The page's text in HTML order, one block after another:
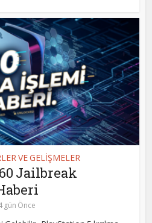
VE GELİŞMELER
Jailbreak
gün Önce